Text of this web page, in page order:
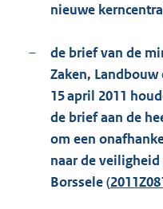
nieuwe
–
de brief van de
Zaken,
15 april 2011
de brief aan de
om een
naar de
Borssele (